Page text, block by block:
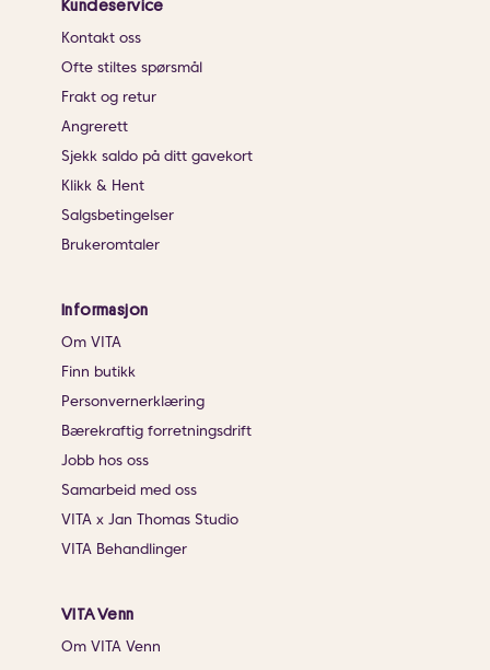
Kundeservice
Kontakt oss
Ofte stiltes spørsmål
Frakt og retur
Angrerett
Sjekk saldo på ditt gavekort
Klikk & Hent
Salgsbetingelser
Brukeromtaler
Informasjon
Om VITA
Finn butikk
Personvernerklæring
Bærekraftig forretningsdrift
Jobb hos oss
Samarbeid med oss
VITA x Jan Thomas Studio
VITA Behandlinger
VITA Venn
Om VITA Venn